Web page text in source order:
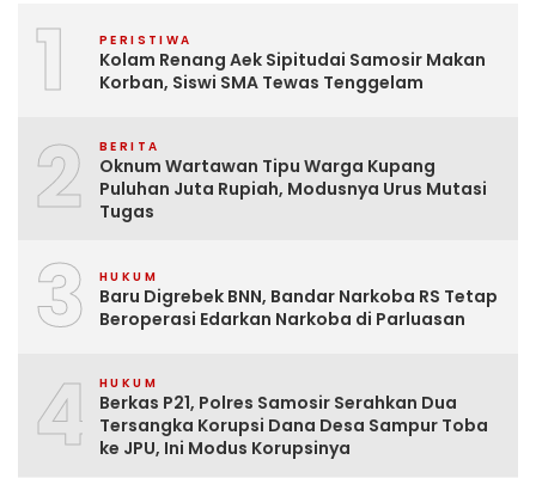
1 PERISTIWA
Kolam Renang Aek Sipitudai Samosir Makan
Korban, Siswi SMA Tewas Tenggelam
2 BERITA
Oknum Wartawan Tipu Warga Kupang
Puluhan Juta Rupiah, Modusnya Urus Mutasi
Tugas
3 HUKUM
Baru Digrebek BNN, Bandar Narkoba RS Tetap
Beroperasi Edarkan Narkoba di Parluasan
4 HUKUM
Berkas P21, Polres Samosir Serahkan Dua
Tersangka Korupsi Dana Desa Sampur Toba
ke JPU, Ini Modus Korupsinya